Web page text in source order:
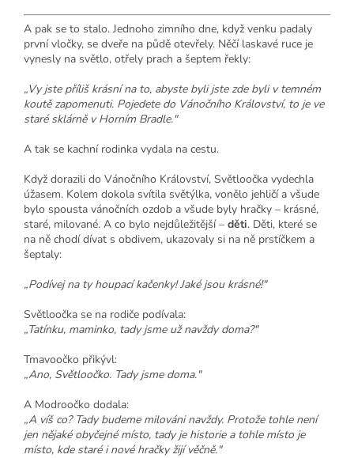
A pak se to stalo. Jednoho zimního dne, když venku padaly
první vločky, se dveře na půdě otevřely. Něčí laskavé ruce je
vynesly na světlo, otřely prach a šeptem řekly:
„Vy jste příliš krásní na to, abyste byli jste zde byli v temném
koutě zapomenuti. Pojedete do Vánočního Království, to je ve
staré sklárně v Horním Bradle."
A tak se kachní rodinka vydala na cestu.
Když dorazili do Vánočního Království, Světloočka vydechla
úžasem. Kolem dokola svítila světýlka, vonělo jehličí a všude
bylo spousta vánočních ozdob a všude byly hračky – krásné,
staré, milované. A co bylo nejdůležitější – děti. Děti, které se
na ně chodí dívat s obdivem, ukazovaly si na ně prstíčkem a
šeptaly:
„Podívej na ty houpací kačenky! Jaké jsou krásné!"
Světloočka se na rodiče podívala:
„Tatínku, maminko, tady jsme už navždy doma?"
Tmavoočko přikývl:
„Ano, Světloočko. Tady jsme doma."
A Modroočko dodala:
„A víš co? Tady budeme milováni navždy. Protože tohle není
jen nějaké obyčejné místo, tady je historie a tohle místo je
místo, kde staré i nové hračky žijí věčně."